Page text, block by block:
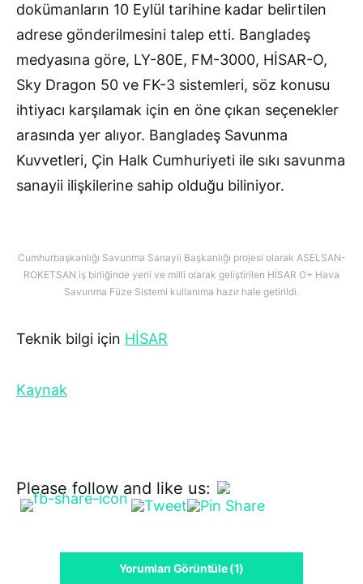
dokümanların 10 Eylül tarihine kadar belirtilen
adrese gönderilmesini talep etti. Bangladeş
medyasına göre, LY-80E, FM-3000, HİSAR-O,
Sky Dragon 50 ve FK-3 sistemleri, söz konusu
ihtiyacı karşılamak için en öne çıkan seçenekler
arasında yer alıyor. Bangladeş Savunma
Kuvvetleri, Çin Halk Cumhuriyeti ile sıkı savunma
sanayii ilişkilerine sahip olduğu biliniyor.
Cumhurbaşkanlığı Savunma Sanayii Başkanlığı projesi olarak ASELSAN-
ROKETSAN iş birliğinde yerli ve milli olarak geliştirilen HİSAR O+ Hava
Savunma Füze Sistemi kullanıma hazır hale getirildi.
Teknik bilgi için HİSAR
Kaynak
Please follow and like us:
Yorumları Görüntüle (1)